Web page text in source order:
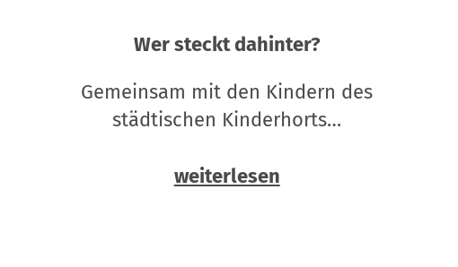
Wer steckt dahinter?
Gemeinsam mit den Kindern des
städtischen Kinderhorts…
weiterlesen